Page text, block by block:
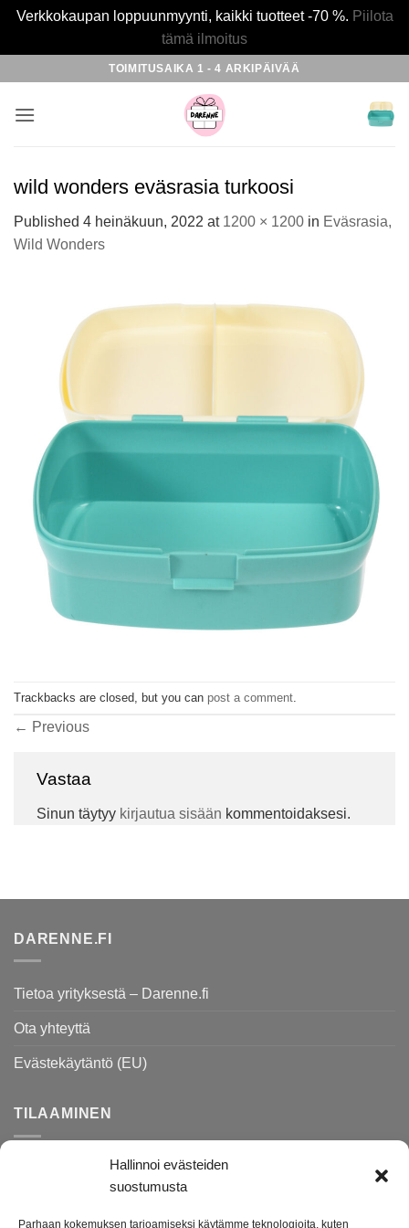
Hallinnoi evästeiden
suostumusta
Parhaan kokemuksen tarjoamiseksi käytämme teknologioita, kuten
Verkkokaupan loppuunmyynti, kaikki tuotteet -70 %. Piilota
tämä ilmoitus
content
TOIMITUSAIKA 1 - 4 ARKIPÄIVÄÄ
wild wonders eväsrasia turkoosi
Published 4 heinäkuun, 2022 at 1200 × 1200 in Eväsrasia,
Wild Wonders
Trackbacks are closed, but you can post a comment
← Previous
Vastaa
Sinun täytyy kirjautua sisään kommentoidaksesi.
DARENNE.FI
Tietoa yrityksestä – Darenne.fi
Ota yhteyttä
Evästekäytäntö (EU)
TILAAMINEN
Rekisteri- ja tietosuojaseloste